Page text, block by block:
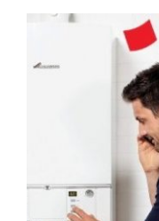
panel
panel